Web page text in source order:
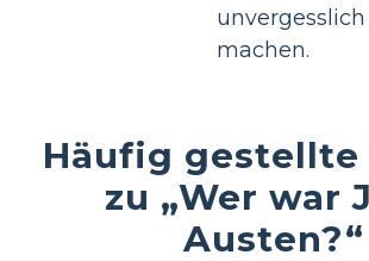
machen.
Häufig gestellte
zu „Wer war
Austen?“